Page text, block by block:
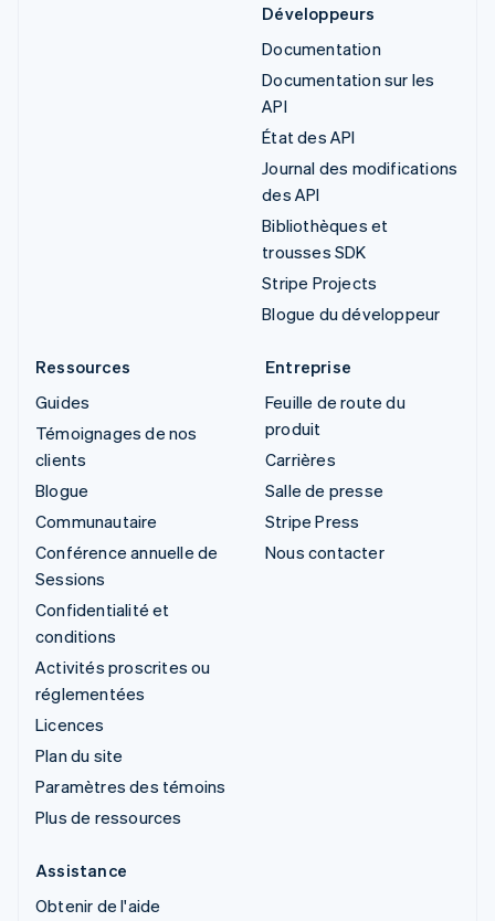
Développeurs
Documentation
Documentation sur les
API
État des API
Journal des modifications
des API
Bibliothèques et
trousses SDK
Stripe Projects
Blogue du développeur
Ressources
Guides
Témoignages de nos
clients
Blogue
Communautaire
Conférence annuelle de
Sessions
Confidentialité et
conditions
Activités proscrites ou
réglementées
Licences
Plan du site
Paramètres des témoins
Plus de ressources
Entreprise
Feuille de route du
produit
Carrières
Salle de presse
Stripe Press
Nous contacter
Assistance
Obtenir de l'aide